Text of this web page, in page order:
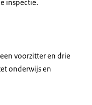
inspectie.
voorzitter en drie
onderwijs en